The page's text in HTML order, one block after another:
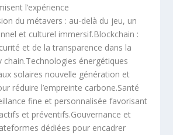
l’expérience
du métavers : au-delà du jeu, un
et culturel immersif.Blockchain :
et de la transparence dans la
chain.Technologies énergétiques
solaires nouvelle génération et
réduire l’empreinte carbone.Santé
fine et personnalisée favorisant
et préventifs.Gouvernance et
dédiées pour encadrer